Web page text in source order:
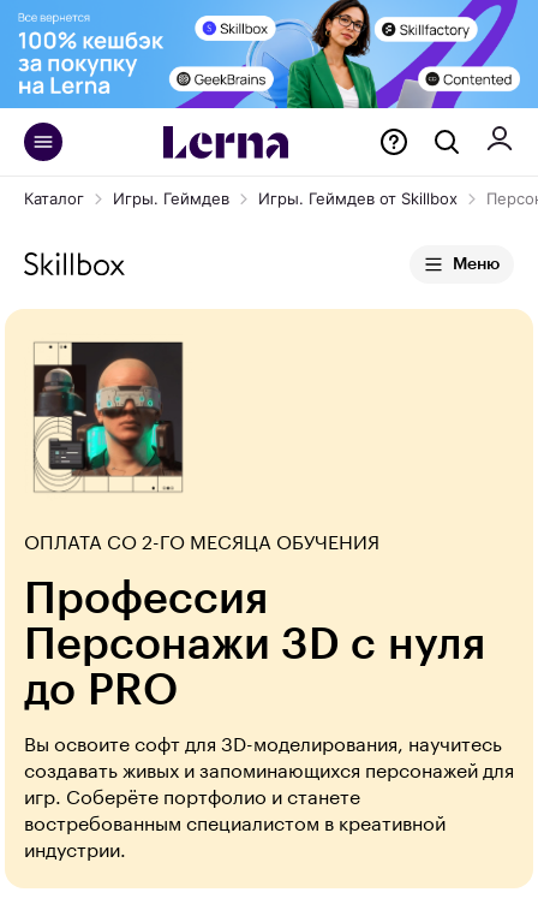
Каталог Игры. Геймдев Игры. Геймдев от Skillbox
Меню
ОПЛАТА СО 2-ГО МЕСЯЦА ОБУЧЕНИЯ
Профессия
Персонажи 3D с нуля
до PRO
Вы освоите софт для 3D-моделирования, научитесь
создавать живых и запоминающихся персонажей для
игр. Соберёте портфолио и станете
востребованным специалистом в креативной
индустрии.